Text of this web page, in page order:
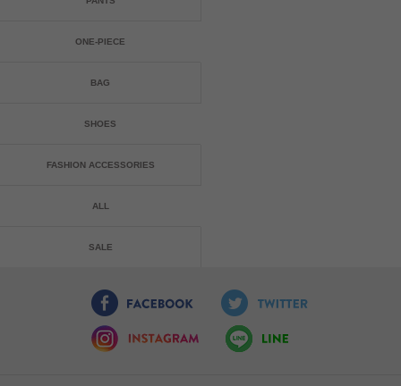
ONE-PIECE
BAG
SHOES
FASHION ACCESSORIES
ALL
SALE